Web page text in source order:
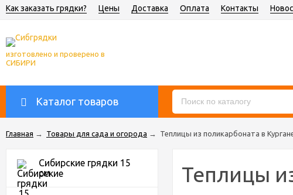
Как заказать грядки? Цены Доставка Оплата Контакты
изготовлено и проверено в
СИБИРИ
Каталог товаров
Главная → Товары для сада и огорода → Теплицы из поликарбоната в
Сибирские грядки 15
см
Теплицы